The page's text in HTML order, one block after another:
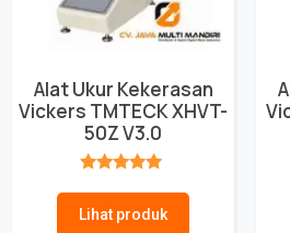
Alat Ukur Kekerasan
Vickers TMTECK XHVT-
50Z V3.0
Lihat produk